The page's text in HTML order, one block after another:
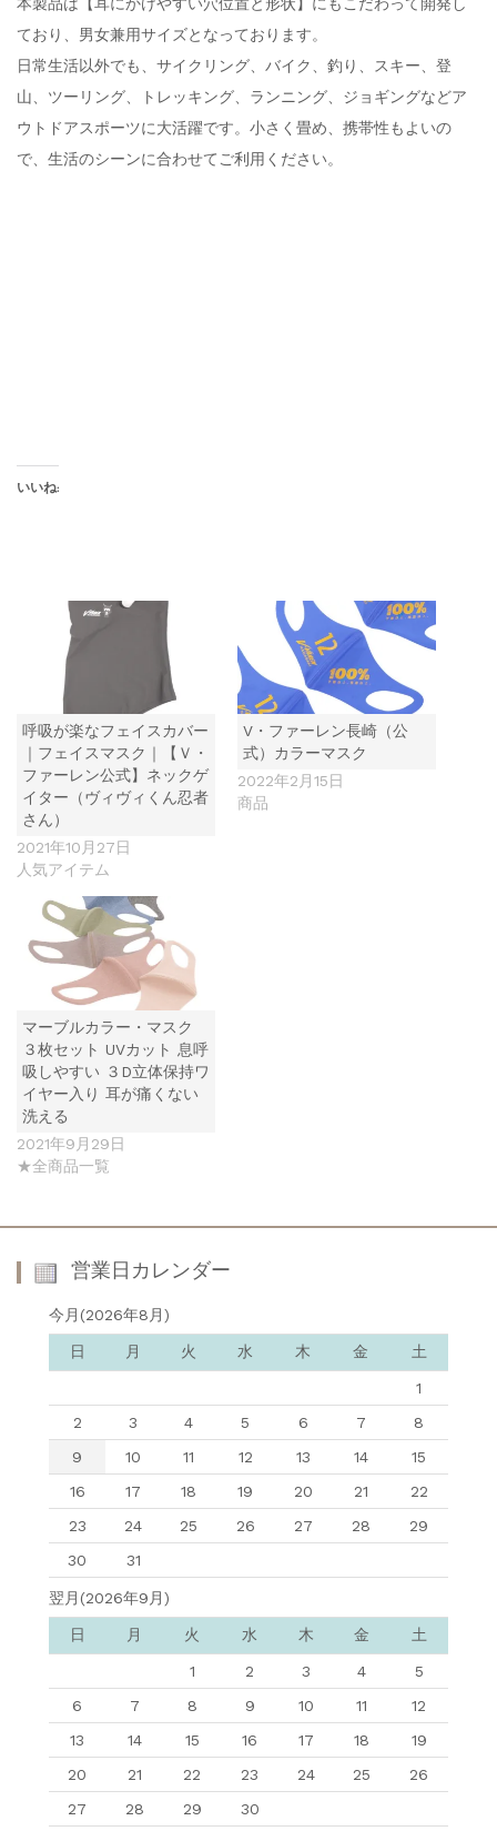
ており、男女兼用サイズとなっております。
日常生活以外でも、サイクリング、バイク、釣り、スキー、登
山、ツーリング、トレッキング、ランニング、ジョギングなどア
ウトドアスポーツに大活躍です。小さく畳め、携帯性もよいの
で、生活のシーンに合わせてご利用ください。
いいね:
呼吸が楽なフェイスカバー
｜フェイスマスク｜【Ｖ・
ファーレン公式】ネックゲ
イター（ヴィヴィくん忍者
さん）
2021年10月27日
人気アイテム
V・ファーレン長崎（公
式）カラーマスク
2022年2月15日
商品
マーブルカラー・マスク
３枚セット UVカット 息呼
吸しやすい ３D立体保持ワ
イヤー入り 耳が痛くない
洗える
2021年9月29日
★全商品一覧
営業日カレンダー
今月(2026年8月)
日 月 火 水 木 金 土
1
2
3 4 5 6 7
8
9
10 11 12 13 14
15
16
17 18 19 20 21
22
23
24 25 26 27 28
29
30
31
翌月(2026年9月)
日 月 火 水 木 金 土
1 2 3 4
5
6
7 8 9 10 11
12
13
14 15 16 17 18
19
20
21 22 23 24 25
26
27
28 29 30